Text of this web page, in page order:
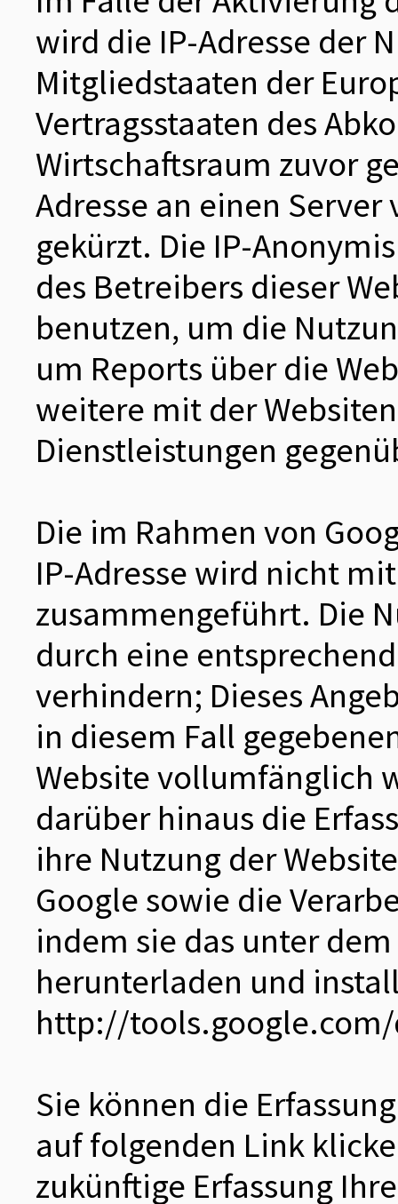
wird die IP-Adresse der
Mitgliedstaaten der
Vertragsstaaten des
Wirtschaftsraum zuvor
Adresse an einen
gekürzt. Die IP-
des Betreibers dieser
benutzen, um die
um Reports über die
weitere mit der
Dienstleistungen
Die im Rahmen von
IP-Adresse wird nicht
zusammengeführt. Die
durch eine
verhindern; Dieses
in diesem Fall
Website vollumfänglich
darüber hinaus die
ihre Nutzung der
Google sowie die
indem sie das unter
herunterladen und
http://
Sie können die
auf folgenden Link
zukünftige Erfassung